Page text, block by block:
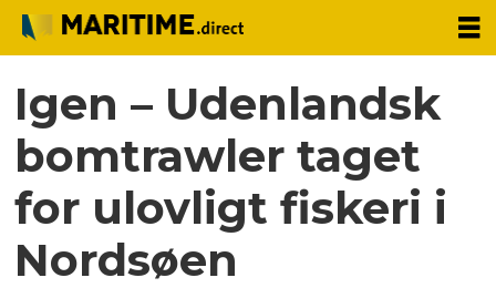
Igen – Udenlandsk
bomtrawler taget
for ulovligt fiskeri i
Nordsøen